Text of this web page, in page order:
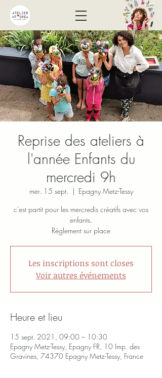
Reprise des ateliers à
l'année Enfants du
mercredi 9h
mer. 15 sept.
  |
Epagny Metz-Tessy
c'est partit pour les mercredis créatifs avec vos
enfants.
Règlement sur place
Les inscriptions sont closes
Voir autres événements
Heure et lieu
15 sept. 2021, 09:00 – 10:30
Epagny Metz-Tessy, Epagny FR, 10 Imp. des
Gravines, 74370 Epagny Metz-Tessy, France